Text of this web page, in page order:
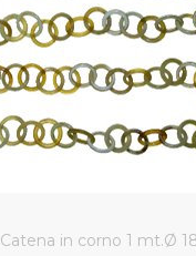
Catena in corno 1 mt.Ø